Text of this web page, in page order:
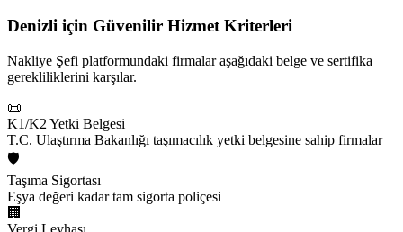
Denizli için Güvenilir Hizmet Kriterleri
Nakliye Şefi platformundaki firmalar aşağıdaki belge ve sertifika
gerekliliklerini karşılar.
📜
K1/K2 Yetki Belgesi
T.C. Ulaştırma Bakanlığı taşımacılık yetki belgesine sahip firmalar
🛡️
Taşıma Sigortası
Eşya değeri kadar tam sigorta poliçesi
🏢
Vergi Levhası